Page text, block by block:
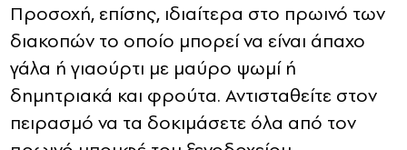
Προσοχή, επίσης, ιδιαίτερα στο πρωινό των
διακοπών το οποίο μπορεί να είναι άπαχο
γάλα ή γιαούρτι με μαύρο ψωμί ή
δημητριακά και φρούτα. Αντισταθείτε στον
πειρασμό να τα δοκιμάσετε όλα από τον